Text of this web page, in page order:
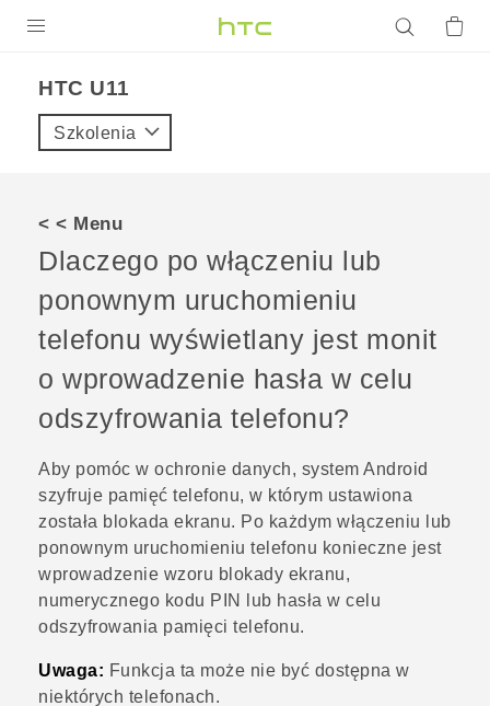
VIVE
VIVERSE
POMOC TECHNICZNA
Urządzenia i akcesoria HTC
Zaloguj się
HTC U11‎
Szkolenia
< < Menu
Dlaczego po włączeniu lub
ponownym uruchomieniu
telefonu wyświetlany jest monit
o wprowadzenie hasła w celu
odszyfrowania telefonu?
Aby pomóc w ochronie danych, system Android
szyfruje pamięć telefonu, w którym ustawiona
została blokada ekranu. Po każdym włączeniu lub
ponownym uruchomieniu telefonu konieczne jest
wprowadzenie wzoru blokady ekranu,
numerycznego kodu PIN lub hasła w celu
odszyfrowania pamięci telefonu.
Uwaga: Funkcja ta może nie być dostępna w
niektórych telefonach.